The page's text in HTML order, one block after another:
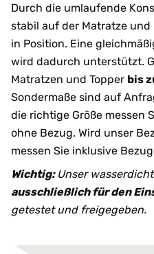
Durch die umlaufende
stabil auf der Matratze
in Position. Eine
wird dadurch unterstützt.
Matratzen und Topper bis
Sondermaße sind auf
die richtige Größe messen
ohne Bezug. Wird unser
messen Sie inklusive
Wichtig: Unser
ausschließlich für den
getestet und freigegeben.